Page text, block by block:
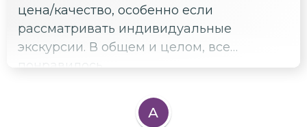
цена/качество, особенно если
рассматривать индивидуальные
экскурсии. В общем и целом, все
А